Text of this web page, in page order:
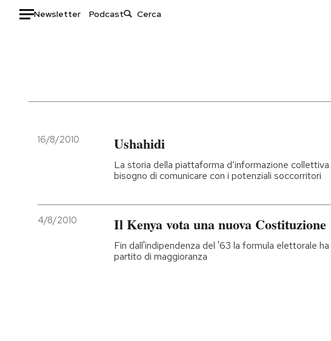
Newsletter Podcast
Italia
Politica
Cultura
Economia
Moda
Ok Boomer!
Europa
Altrecose
Mondiali calcio 2026
16/8/2010 Ushahidi
La storia della piattaforma d’informazione
bisogno di comunicare con i potenziali soccorritori
4/8/2010 Il Kenya vota una nuova Costituzione
Fin dall'indipendenza del '63 la formula elettorale
partito di maggioranza